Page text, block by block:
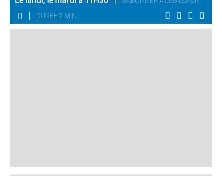
DURÉE 2 MIN